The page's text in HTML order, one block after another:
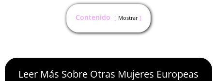
Contenido Mostrar
Leer Más Sobre Otras Mujeres Europeas